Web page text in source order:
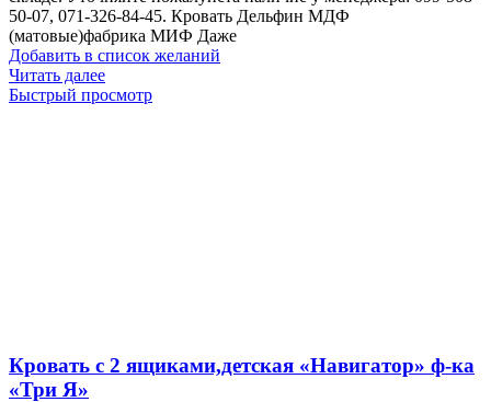
50-07, 071-326-84-45. Кровать Дельфин МДФ
(матовые)фабрика МИФ Даже
Добавить в список желаний
Читать далее
Быстрый просмотр
Кровать с 2 ящиками,детская «Навигатор» ф-ка
«Три Я»